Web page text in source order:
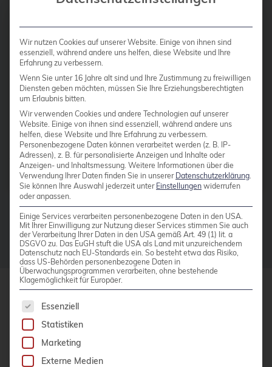
API-Integration
AppArmor
arm
Automatisierung
Automatisierung
AWS
Azure
backup
Benchmarks
bhyve
bitnami
BSD
BSP
Bug Squashing Party
Buildah
bullseye
Bloat in einer Datenbank und damit
Plattenplatzbedarfs Verhindern des
Überlaufs des Transaktionszählers
(FREEZE) Diverses […]
Weiterlesen
Beiträge vonBernd Helmle
credativ GmbH
Hennes-Weisweiler-Allee 23
41179 Mönchengladbach
Meet us
Wir nutzen Cookies auf unserer Website. Einige von ihnen sind
essenziell, während andere uns helfen, diese Website und Ihre
Erfahrung zu verbessern.
Wenn Sie unter 16 Jahre alt sind und Ihre Zustimmung zu freiwilligen
Diensten geben möchten, müssen Sie Ihre Erziehungsberechtigten
um Erlaubnis bitten.
Wir verwenden Cookies und andere Technologien auf unserer
Website. Einige von ihnen sind essenziell, während andere uns
helfen, diese Website und Ihre Erfahrung zu verbessern.
Personenbezogene Daten können verarbeitet werden (z. B. IP-
Adressen), z. B. für personalisierte Anzeigen und Inhalte oder
Anzeigen- und Inhaltsmessung. Weitere Informationen über die
Verwendung Ihrer Daten finden Sie in unserer Datenschutzerklärung
Sie können Ihre Auswahl jederzeit unter Einstellungen widerrufen
oder anpassen.
Einige Services verarbeiten personenbezogene Daten in den USA.
Mit Ihrer Einwilligung zur Nutzung dieser Services stimmen Sie auch
der Verarbeitung Ihrer Daten in den USA gemäß Art. 49 (1) lit. a
DSGVO zu. Das EuGH stuft die USA als Land mit unzureichendem
Datenschutz nach EU-Standards ein. So besteht etwa das Risiko,
dass US-Behörden personenbezogene Daten in
Überwachungsprogrammen verarbeiten, ohne bestehende
Klagemöglichkeit für Europäer.
Es folgt eine Liste der Service-Gruppen, für die
Essenziell
Statistiken
Marketing
Externe Medien